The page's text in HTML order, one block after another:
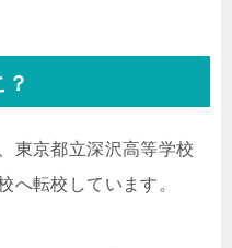
東京都立深沢高等学校
へ転校しています。